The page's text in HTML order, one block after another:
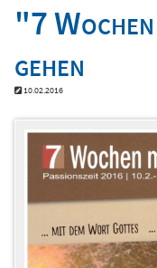
"7
gehen
10.02.2016